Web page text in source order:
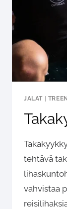
JALAT| TREENI
tehtävä
vahvistaa